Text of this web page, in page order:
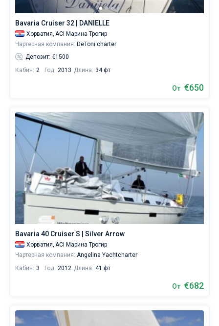
Bavaria Cruiser 32 | DANIELLE
Хорватия, ACI Марина Трогир
Чартерная компания: DeToni charter
Депозит: €1500
Кабин: 2 Год: 2013 Длина: 34 фт
От €650
Bavaria 40 Cruiser S | Silver Arrow
Хорватия, ACI Марина Трогир
Чартерная компания: Angelina Yachtcharter
Кабин: 3 Год: 2012 Длина: 41 фт
От €682